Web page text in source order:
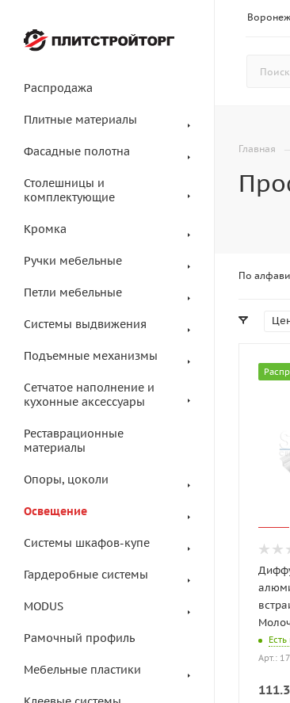
Воронеж
Распродажа
Плитные материалы
Фасадные полотна
Столешницы и
комплектующие
Кромка
Ручки мебельные
Петли мебельные
Системы выдвижения
Подъемные механизмы
Сетчатое наполнение и
кухонные аксессуары
Реставрационные
материалы
Опоры, цоколи
Освещение
Системы шкафов-купе
Гардеробные системы
MODUS
Рамочный профиль
Мебельные пластики
Главная —
По
Арт.: